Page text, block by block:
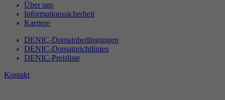
Über uns
Informationssicherheit
Karriere
DENIC-Domainbedingungen
DENIC-Domainrichtlinien
DENIC-Preisliste
Kontakt